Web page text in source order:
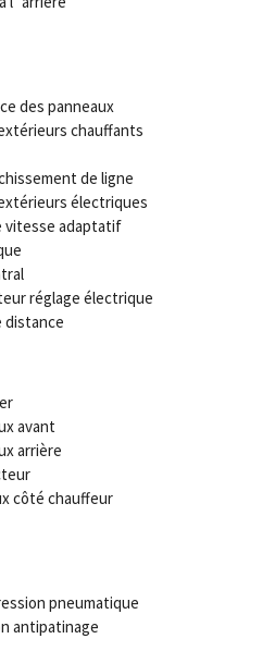
des panneaux
chauffants
de ligne
électriques
vitesse adaptatif
réglage électrique
distance
avant
arrière
côté chauffeur
pneumatique
antipatinage